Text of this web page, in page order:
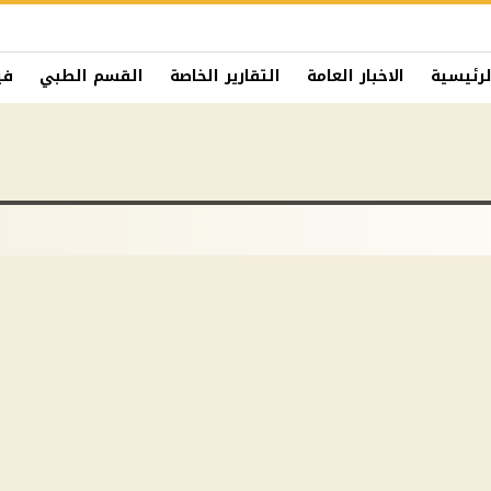
الاخبار العامة التقارير الخاصة القسم الطبي